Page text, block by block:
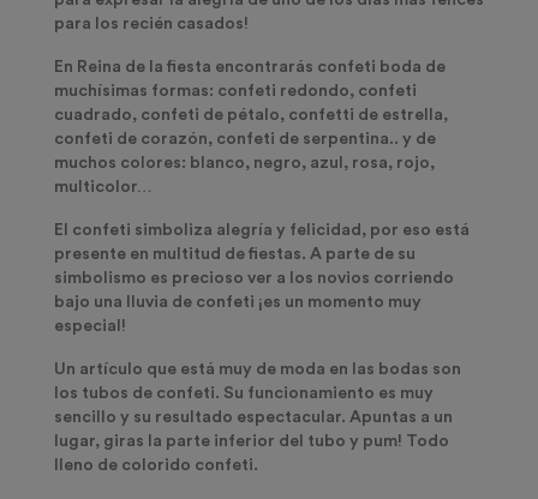
para los recién casados!
En Reina de la fiesta encontrarás confeti boda de
muchísimas formas: confeti redondo, confeti
cuadrado, confeti de pétalo, confetti de estrella,
confeti de corazón, confeti de serpentina.. y de
muchos colores: blanco, negro, azul, rosa, rojo,
multicolor…
El confeti simboliza alegría y felicidad, por eso está
presente en multitud de fiestas. A parte de su
simbolismo es precioso ver a los novios corriendo
bajo una lluvia de confeti ¡es un momento muy
especial!
Un artículo que está muy de moda en las bodas son
los tubos de confeti. Su funcionamiento es muy
sencillo y su resultado espectacular. Apuntas a un
lugar, giras la parte inferior del tubo y pum! Todo
lleno de colorido confeti.